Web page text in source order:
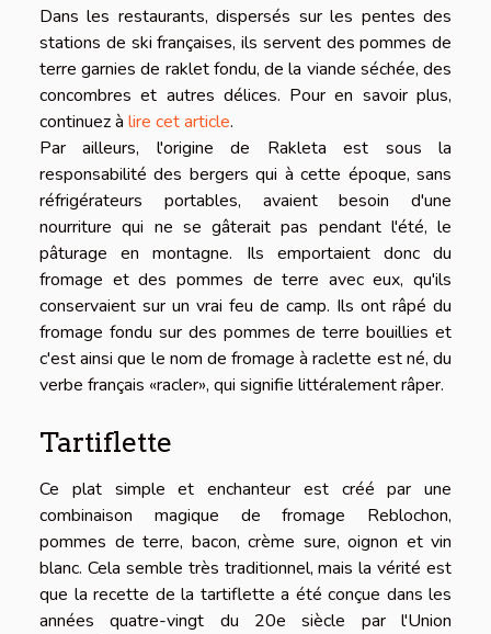
Dans les restaurants, dispersés sur les pentes des
stations de ski françaises, ils servent des pommes de
terre garnies de raklet fondu, de la viande séchée, des
concombres et autres délices. Pour en savoir plus,
continuez à lire cet article.
Par ailleurs, l'origine de Rakleta est sous la
responsabilité des bergers qui à cette époque, sans
réfrigérateurs portables, avaient besoin d'une
nourriture qui ne se gâterait pas pendant l'été, le
pâturage en montagne. Ils emportaient donc du
fromage et des pommes de terre avec eux, qu'ils
conservaient sur un vrai feu de camp. Ils ont râpé du
fromage fondu sur des pommes de terre bouillies et
c'est ainsi que le nom de fromage à raclette est né, du
verbe français «racler», qui signifie littéralement râper.
Tartiflette
Ce plat simple et enchanteur est créé par une
combinaison magique de fromage Reblochon,
pommes de terre, bacon, crème sure, oignon et vin
blanc. Cela semble très traditionnel, mais la vérité est
que la recette de la tartiflette a été conçue dans les
années quatre-vingt du 20e siècle par l'Union